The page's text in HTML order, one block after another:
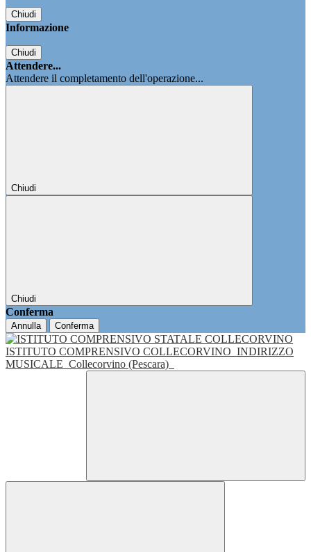
Chiudi
Informazione
Chiudi
Attendere...
Attendere il completamento dell'operazione...
Chiudi
Chiudi
Conferma
Annulla Conferma
ISTITUTO COMPRENSIVO COLLECORVINO INDIRIZZO
MUSICALE Collecorvino (Pescara)